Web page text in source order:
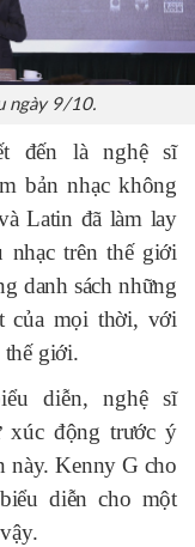
ngày 9/10.
đến là nghệ sĩ
bản nhạc không
Latin đã làm lay
nhạc trên thế giới
danh sách những
của mọi thời, với
thế giới.
diễn, nghệ sĩ
xúc động trước ý
này. Kenny G cho
diễn cho một